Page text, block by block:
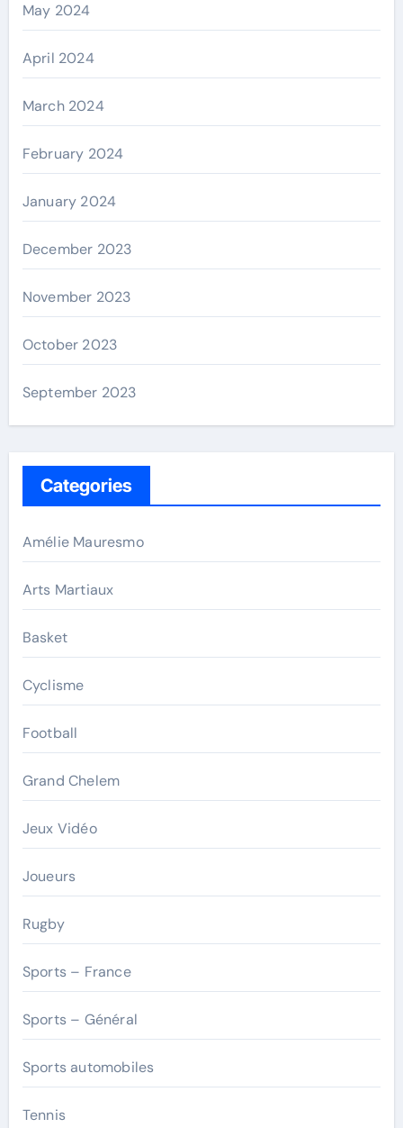
May 2024
April 2024
March 2024
February 2024
January 2024
December 2023
November 2023
October 2023
September 2023
Categories
Amélie Mauresmo
Arts Martiaux
Basket
Cyclisme
Football
Grand Chelem
Jeux Vidéo
Joueurs
Rugby
Sports – France
Sports – Général
Sports automobiles
Tennis